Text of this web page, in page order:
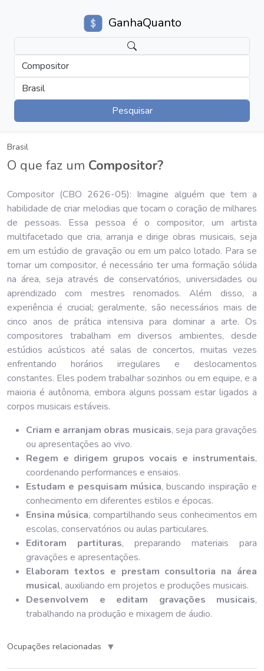
GanhaQuanto
Compositor
Brasil
Pesquisar
Brasil
O que faz um Compositor?
Compositor (CBO 2626-05): Imagine alguém que tem a
habilidade de criar melodias que tocam o coração de milhares
de pessoas. Essa pessoa é o compositor, um artista
multifacetado que cria, arranja e dirige obras musicais, seja
em um estúdio de gravação ou em um palco lotado. Para se
tornar um compositor, é necessário ter uma formação sólida
na área, seja através de conservatórios, universidades ou
aprendizado com mestres renomados. Além disso, a
experiência é crucial; geralmente, são necessários mais de
cinco anos de prática intensiva para dominar a arte. Os
compositores trabalham em diversos ambientes, desde
estúdios acústicos até salas de concertos, muitas vezes
enfrentando horários irregulares e deslocamentos
constantes. Eles podem trabalhar sozinhos ou em equipe, e a
maioria é autônoma, embora alguns possam estar ligados a
corpos musicais estáveis.
Criam e arranjam obras musicais, seja para gravações
ou apresentações ao vivo.
Regem e dirigem grupos vocais e instrumentais,
coordenando performances e ensaios.
Estudam e pesquisam música, buscando inspiração e
conhecimento em diferentes estilos e épocas.
Ensina música, compartilhando seus conhecimentos em
escolas, conservatórios ou aulas particulares.
Editoram partituras, preparando materiais para
gravações e apresentações.
Elaboram textos e prestam consultoria na área
musical, auxiliando em projetos e produções musicais.
Desenvolvem e editam gravações musicais,
trabalhando na produção e mixagem de áudio.
Ocupações relacionadas ▼